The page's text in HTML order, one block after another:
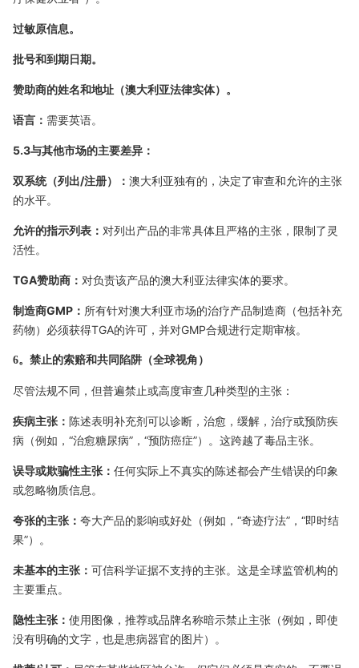
过敏原信息。
批号和到期日期。
赞助商的姓名和地址（澳大利亚法律实体）。
语言： 需要英语。
5.3与其他市场的主要差异：
双系统（列出/注册）： 澳大利亚独有的，决定了审查和允许的主张
的水平。
允许的指示列表： 对列出产品的非常具体且严格的主张，限制了灵
活性。
TGA赞助商： 对负责该产品的澳大利亚法律实体的要求。
制造商GMP： 所有针对澳大利亚市场的治疗产品制造商（包括补充
药物）必须获得TGA的许可，并对GMP合规进行定期审核。
6。禁止的索赔和共同陷阱（全球视角）
尽管法规不同，但普遍禁止或高度审查几种类型的主张：
疾病主张： 陈述表明补充剂可以诊断，治愈，缓解，治疗或预防疾
病（例如，“治愈糖尿病”，“预防癌症”）。这跨越了毒品主张。
误导或欺骗性主张： 任何实际上不真实的陈述都会产生错误的印象
或忽略物质信息。
夸张的主张： 夸大产品的影响或好处（例如，“奇迹疗法”，“即时结
果”）。
未基本的主张： 可信科学证据不支持的主张。这是全球监管机构的
主要重点。
隐性主张： 使用图像，推荐或品牌名称暗示禁止主张（例如，即使
没有明确的文字，也是患病器官的图片）。